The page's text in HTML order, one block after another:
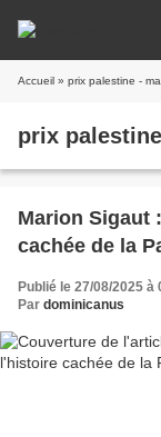
Accueil » prix palestine -
prix
Marion Sigaut
cachée de la
Publié le 27/08/2025 à
Par dominicanus